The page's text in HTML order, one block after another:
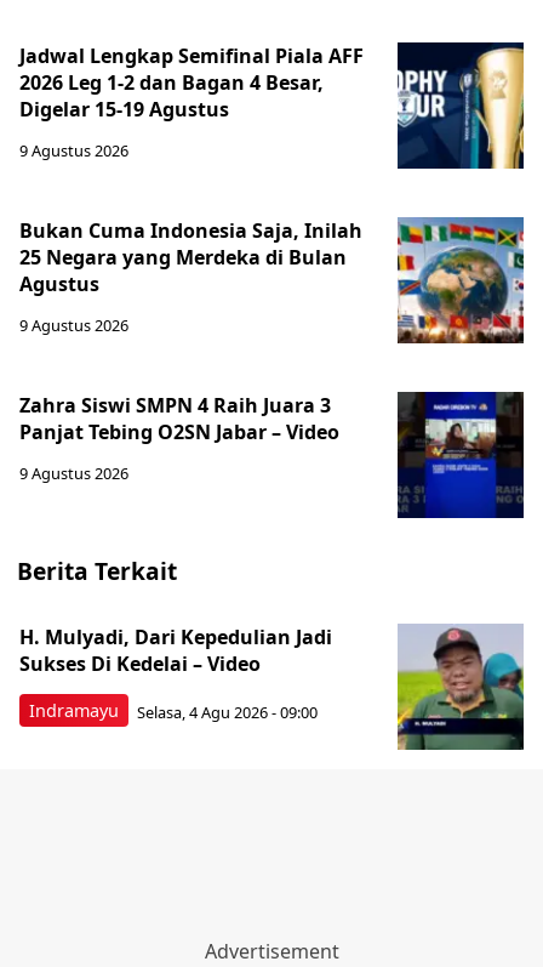
Jadwal Lengkap Semifinal Piala AFF
2026 Leg 1-2 dan Bagan 4 Besar,
Digelar 15-19 Agustus
9 Agustus 2026
Bukan Cuma Indonesia Saja, Inilah
25 Negara yang Merdeka di Bulan
Agustus
9 Agustus 2026
Zahra Siswi SMPN 4 Raih Juara 3
Panjat Tebing O2SN Jabar – Video
9 Agustus 2026
Berita Terkait
Indramayu
H. Mulyadi, Dari Kepedulian Jadi
Sukses Di Kedelai – Video
Selasa, 4 Agu 2026 - 09:00